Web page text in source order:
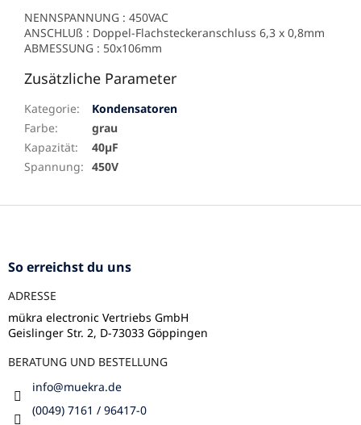
NENNSPANNUNG : 450VAC
ANSCHLUß : Doppel-Flachsteckeranschluss 6,3 x 0,8mm
ABMESSUNG : 50x106mm
Zusätzliche Parameter
Kategorie:
Kondensatoren
Farbe:
grau
Kapazität:
40µF
Spannung: 450V
F
So erreichst du uns
ADRESSE
mükra electronic Vertriebs GmbH
Geislinger Str. 2, D-73033 Göppingen
BERATUNG UND BESTELLUNG
info@muekra.de
(0049) 7161 / 96417-0